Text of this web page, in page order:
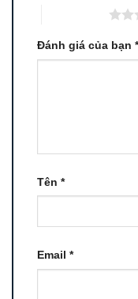
Đánh giá của bạn *
Tên *
Email *